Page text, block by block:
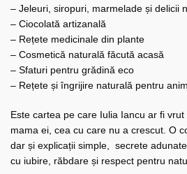
– Jeleuri, siropuri, marmelade și delicii
– Ciocolată artizanală
– Rețete medicinale din plante
– Cosmetică naturală făcută acasă
– Sfaturi pentru grădină eco
– Rețete și îngrijire naturală pentru
Este cartea pe care Iulia Iancu ar fi
mama ei, cea cu care nu a crescut. O
dar și explicații simple, secrete
cu iubire, răbdare și respect pentru